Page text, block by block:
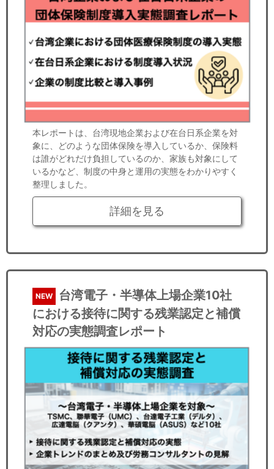
本レポートは、台湾現地企業および在台日系企業を対
象に、どのような団体保険を導入しているか、保険料
は誰がどれだけ負担しているのか、家族も対象にして
いるかなど、制度の中身と運用の実態をわかりやすく
整理しました。
詳細を見る
NEW
台湾電子・半導体上場企業10社
における接待に関する残業認定と補償
対応の実態調査レポート